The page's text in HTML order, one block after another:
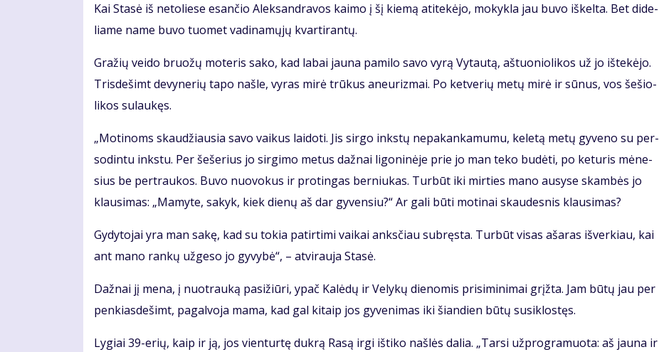
Kai Sta­sė iš ne­to­lie­se esan­čio Alek­san­dra­vos kai­mo į šį kie­mą ati­te­kė­jo, mo­kyk­la jau bu­vo iš­kel­ta. Bet di­de­
lia­me na­me bu­vo tuo­met va­di­na­mų­jų kvar­ti­ran­tų.
Gra­žių vei­do bruo­žų mo­te­ris sa­ko, kad la­bai jau­na pa­mi­lo sa­vo vy­rą Vy­tau­tą, aš­tuo­nio­li­kos už jo iš­te­kė­jo.
Tris­de­šimt de­vy­ne­rių ta­po naš­le, vy­ras mi­rė trū­kus aneu­riz­mai. Po ket­ve­rių me­tų mi­rė ir sū­nus, vos še­šio­
li­kos su­lau­kęs.
„Mo­ti­noms skau­džiau­sia sa­vo vai­kus lai­do­ti. Jis sir­go inks­tų ne­pa­kan­ka­mu­mu, ke­le­tą me­tų gy­ve­no su per­
so­din­tu inks­tu. Per še­še­rius jo sir­gi­mo me­tus daž­nai li­go­ni­nė­je prie jo man te­ko bu­dė­ti, po ke­tu­ris mė­ne­
sius be per­trau­kos. Bu­vo nuo­vo­kus ir pro­tin­gas ber­niu­kas. Tur­būt iki mir­ties ma­no au­sy­se skam­bės jo
klau­si­mas: „Ma­my­te, sa­kyk, kiek die­nų aš dar gy­ven­siu?“ Ar ga­li bū­ti mo­ti­nai skau­des­nis klau­si­mas?
Gy­dy­to­jai yra man sa­kę, kad su to­kia pa­tir­ti­mi vai­kai anks­čiau su­bręs­ta. Tur­būt vi­sas aša­ras iš­ver­kiau, kai
ant ma­no ran­kų už­ge­so jo gy­vy­bė“, – at­vi­rau­ja Sta­sė.
Daž­nai jį me­na, į nuo­trau­ką pa­si­žiū­ri, ypač Ka­lė­dų ir Ve­ly­kų die­no­mis pri­si­mi­ni­mai grįž­ta. Jam bū­tų jau per
pen­kias­de­šimt, pa­gal­vo­ja ma­ma, kad gal ki­taip jos gy­ve­ni­mas iki šian­dien bū­tų su­si­klos­tęs.
Ly­giai 39-erių, kaip ir ją, jos vien­tur­tę duk­rą Ra­są ir­gi iš­ti­ko naš­lės da­lia. „Tar­si už­prog­ra­muo­ta: aš jau­na ir